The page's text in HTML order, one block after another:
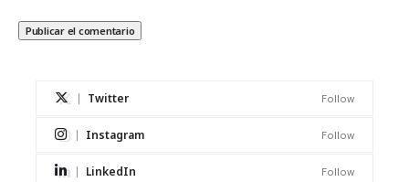
Twitter Follow
Instagram Follow
LinkedIn Follow